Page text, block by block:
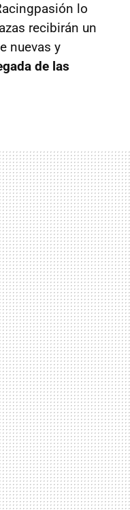
lo
recibirán un
nuevas y
de las